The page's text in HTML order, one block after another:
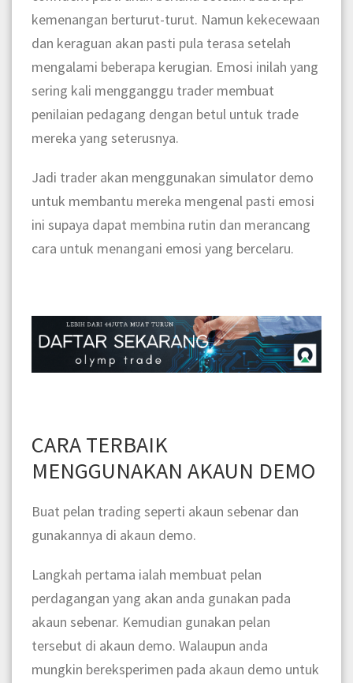
kemenangan berturut-turut. Namun kekecewaan
dan keraguan akan pasti pula terasa setelah
mengalami beberapa kerugian. Emosi inilah yang
sering kali mengganggu trader membuat
penilaian pedagang dengan betul untuk trade
mereka yang seterusnya.
Jadi trader akan menggunakan simulator demo
untuk membantu mereka mengenal pasti emosi
ini supaya dapat membina rutin dan merancang
cara untuk menangani emosi yang bercelaru.
CARA TERBAIK
MENGGUNAKAN AKAUN DEMO
Buat pelan trading seperti akaun sebenar dan
gunakannya di akaun demo.
Langkah pertama ialah membuat pelan
perdagangan yang akan anda gunakan pada
akaun sebenar. Kemudian gunakan pelan
tersebut di akaun demo. Walaupun anda
mungkin bereksperimen pada akaun demo untuk